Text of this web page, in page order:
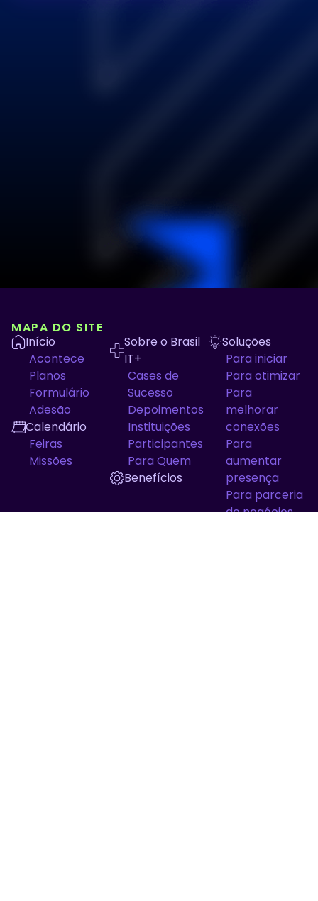
MAPA DO SITE
Início
Acontece
Planos
Formulário
Adesão
Calendário
Feiras
Missões
Sobre o Brasil
IT+
Cases de
Sucesso
Depoimentos
Instituições
Participantes
Para Quem
Benefícios
Soluções
Para iniciar
Para otimizar
Para
melhorar
conexões
Para
aumentar
presença
Para parceria
de negócios